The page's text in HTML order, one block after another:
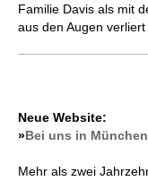
Familie Davis als mit
aus den Augen
Neue Website:
»Bei uns in München
Mehr als zwei